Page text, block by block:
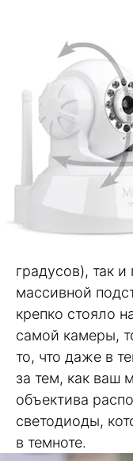
градусов), так
массивной
крепко стояло
самой камеры,
то, что даже в
за тем, как ваш
объектива
светодиоды,
в темноте.